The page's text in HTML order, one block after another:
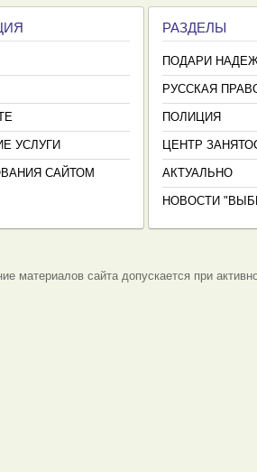
УСЛУГИ
САЙТОМ
РАЗДЕЛЫ
ПОДАРИ
РУССКАЯ
ПОЛИЦИЯ
ЦЕНТР
АКТУАЛЬНО
НОВОСТИ
материалов сайта допускается при